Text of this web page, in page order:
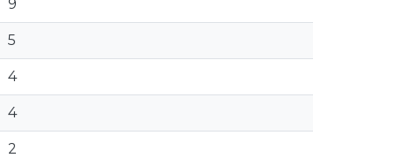
9
5
4
4
2